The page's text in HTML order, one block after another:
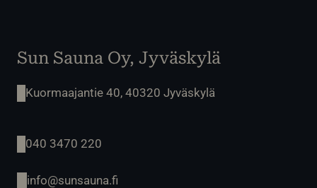
Sun Sauna Oy, Jyväskylä
Kuormaajantie 40, 40320 Jyväskylä
040 3470 220
info@sunsauna.fi